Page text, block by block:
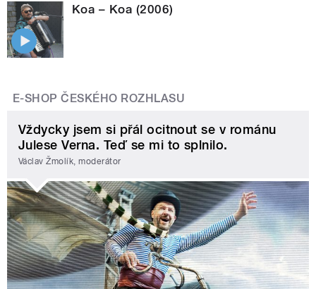
Koa – Koa (2006)
E-SHOP ČESKÉHO ROZHLASU
Vždycky jsem si přál ocitnout se v románu
Julese Verna. Teď se mi to splnilo.
Václav Žmolík, moderátor